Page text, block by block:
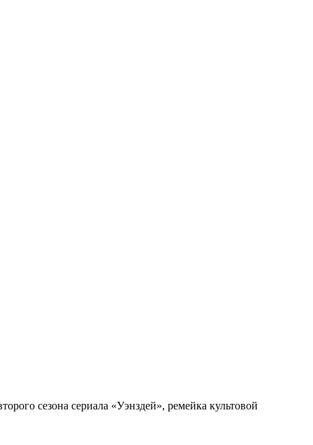
сезона сериала «Уэнздей», ремейка культовой